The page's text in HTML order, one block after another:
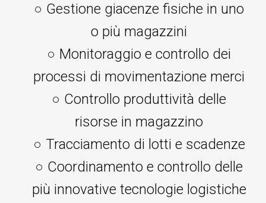
○ Gestione giacenze fisiche in uno
o più magazzini
○ Monitoraggio e controllo dei
processi di movimentazione merci
○ Controllo produttività delle
risorse in magazzino
○ Tracciamento di lotti e scadenze
○ Coordinamento e controllo delle
più innovative tecnologie logistiche